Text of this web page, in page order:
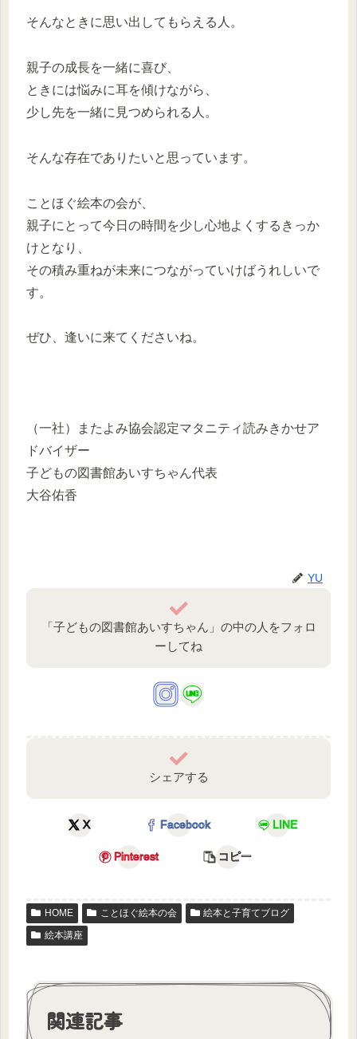
そんなときに思い出してもらえる人。
親子の成長を一緒に喜び、
ときには悩みに耳を傾けながら、
少し先を一緒に見つめられる人。
そんな存在でありたいと思っています。
ことほぐ絵本の会が、
親子にとって今日の時間を少し心地よくするきっか
けとなり、
その積み重ねが未来につながっていけばうれしいで
す。
ぜひ、逢いに来てくださいね。
（一社）またよみ協会認定マタニティ読みきかせア
ドバイザー
子どもの図書館あいすちゃん代表
大谷佑香
HOME ことほぐ絵本の会
絵本と子育てブログ
絵本講座
シェアする
X Facebook LINE
Pinterest コピー
「子どもの図書館あいすちゃん」の中の人をフォロ
ーしてね
YU
関連記事